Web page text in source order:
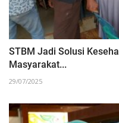
STBM Jadi Solusi
Masyarakat...
29/07/2025